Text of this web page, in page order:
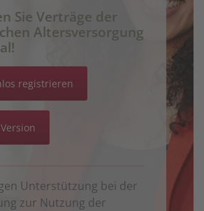
Sie Verträge der
Altersversorgung
registrieren
Unterstützung bei der
zur Nutzung der